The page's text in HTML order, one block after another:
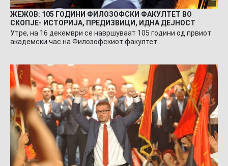
ЖЕЖОВ: 105 ГОДИНИ ФИЛОЗОФСКИ ФАКУЛТЕТ ВО
СКОПЈЕ- ИСТОРИЈА, ПРЕДИЗВИЦИ, ИДНА ДЕЈНОСТ
Утре, на 16 декември се навршуваат 105 години од првиот
академски час на Филозофскиот факултет…